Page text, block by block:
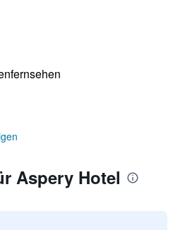
Aspery Hotel